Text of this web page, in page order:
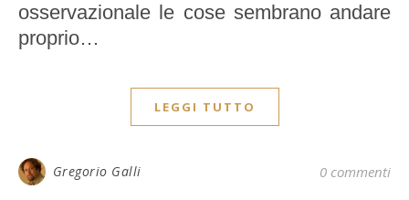
osservazionale le cose sembrano andare
proprio…
LEGGI TUTTO
Gregorio Galli 0 commenti